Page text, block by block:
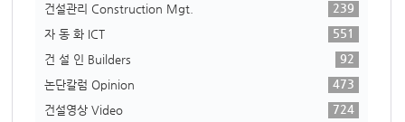
건설관리 Construction Mgt.
239
자 동 화 ICT
551
건 설 인 Builders
92
논단칼럼 Opinion
473
건설영상 Video
724